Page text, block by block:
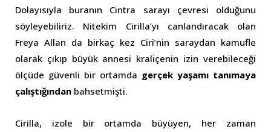
Dolayısıyla buranın Cintra sarayı çevresi olduğunu
söyleyebiliriz. Nitekim Cirilla’yı canlandıracak olan
Freya Allan da birkaç kez Ciri’nin saraydan kamufle
olarak çıkıp büyük annesi kraliçenin izin verebileceği
ölçüde güvenli bir ortamda gerçek yaşamı tanımaya
çalıştığından bahsetmişti.
Cirilla, izole bir ortamda büyüyen, her zaman